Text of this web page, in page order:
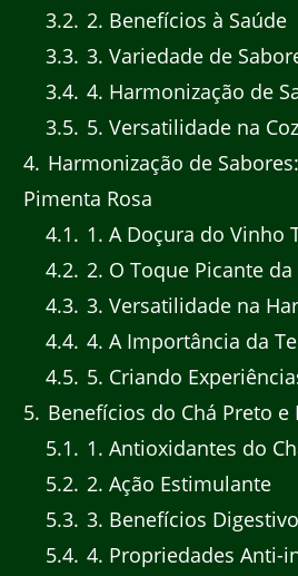
3.2 2. Benefícios à Saúde
3.3 3. Variedade de
3.4 4. Harmonização de
3.5 5. Versatilidade na
4 Harmonização de
Pimenta Rosa
4.1
1. A Doçura do Vinho
4.2 2. O Toque Picante
4.3 3. Versatilidade na
4.4 4. A Importância da
4.5 5. Criando
5 Benefícios do Chá Preto e
5.1
1. Antioxidantes do
5.2 2. Ação Estimulante
5.3 3. Benefícios
5.4 4. Propriedades Anti-